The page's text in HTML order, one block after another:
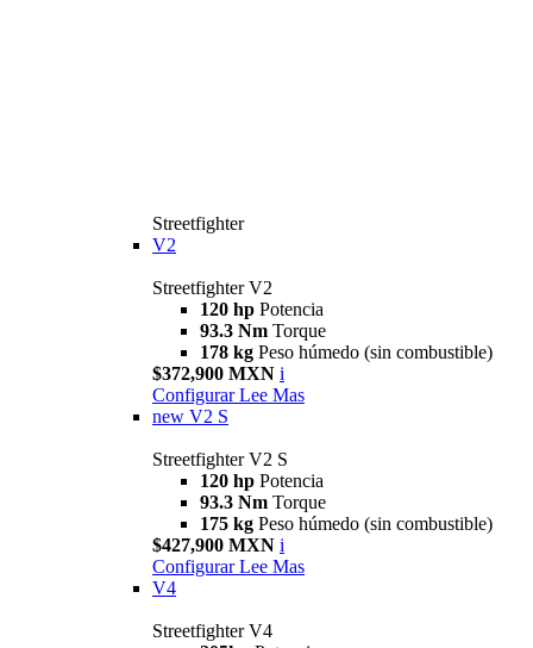
Streetfighter
V2
Streetfighter V2
120 hp Potencia
93.3 Nm Torque
178 kg Peso húmedo (sin combustible)
$372,900 MXN i
Configurar Lee Mas
new V2 S
Streetfighter V2 S
120 hp Potencia
93.3 Nm Torque
175 kg Peso húmedo (sin combustible)
$427,900 MXN i
Configurar Lee Mas
V4
Streetfighter V4